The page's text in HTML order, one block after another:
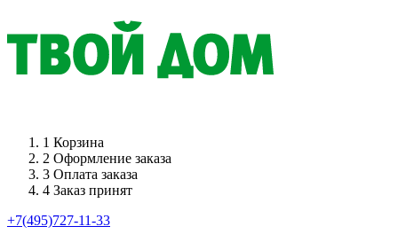
1 Корзина
2 Оформление заказа
3 Оплата заказа
4 Заказ принят
+7(495)727-11-33